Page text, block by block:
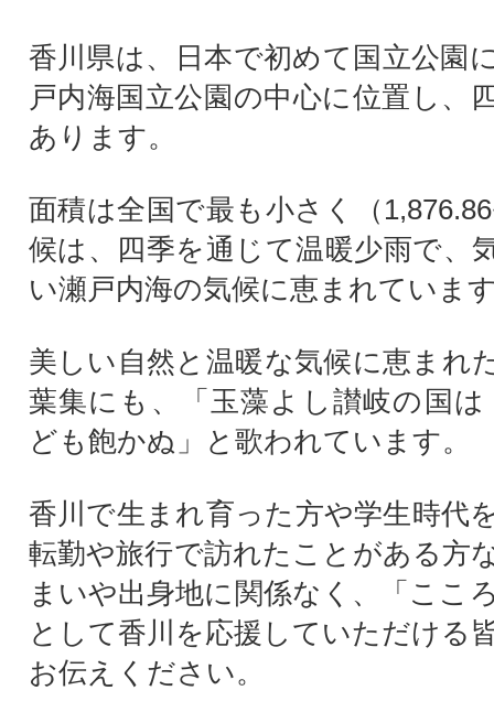
香川県は、日本で初めて国立公園
戸内海国立公園の中心に位置し、
あります。
面積は全国で最も小さく（
候は、四季を通じて温暖少雨で、
い瀬戸内海の気候に恵まれていま
美しい自然と温暖な気候に恵まれ
葉集にも、「玉藻よし讃岐の国
ども飽かぬ」と歌われています。
香川で生まれ育った方や学生時代
転勤や旅行で訪れたことがある方
まいや出身地に関係なく、「ここ
として香川を応援していただける
お伝えください。